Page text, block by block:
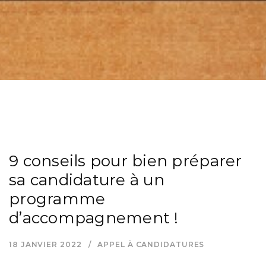
9 conseils pour bien préparer
sa candidature à un
programme
d’accompagnement !
18 JANVIER 2022 APPEL À CANDIDATURES